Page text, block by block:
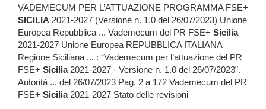
VADEMECUM PER L’ATTUAZIONE PROGRAMMA FSE+
SICILIA 2021-2027 (Versione n. 1.0 del 26/07/2023) Unione
Europea Repubblica ... Vademecum del PR FSE+ Sicilia
2021-2027 Unione Europea REPUBBLICA ITALIANA
Regione Siciliana ... : “Vademecum per l’attuazione del PR
FSE+ Sicilia2021-2027 - Versione n. 1.0 del 26/07/2023”.
Autorità ... del 26/07/2023 Pag. 2 a 172 Vademecum del PR
FSE+ Sicilia2021-2027 Stato delle revisioni